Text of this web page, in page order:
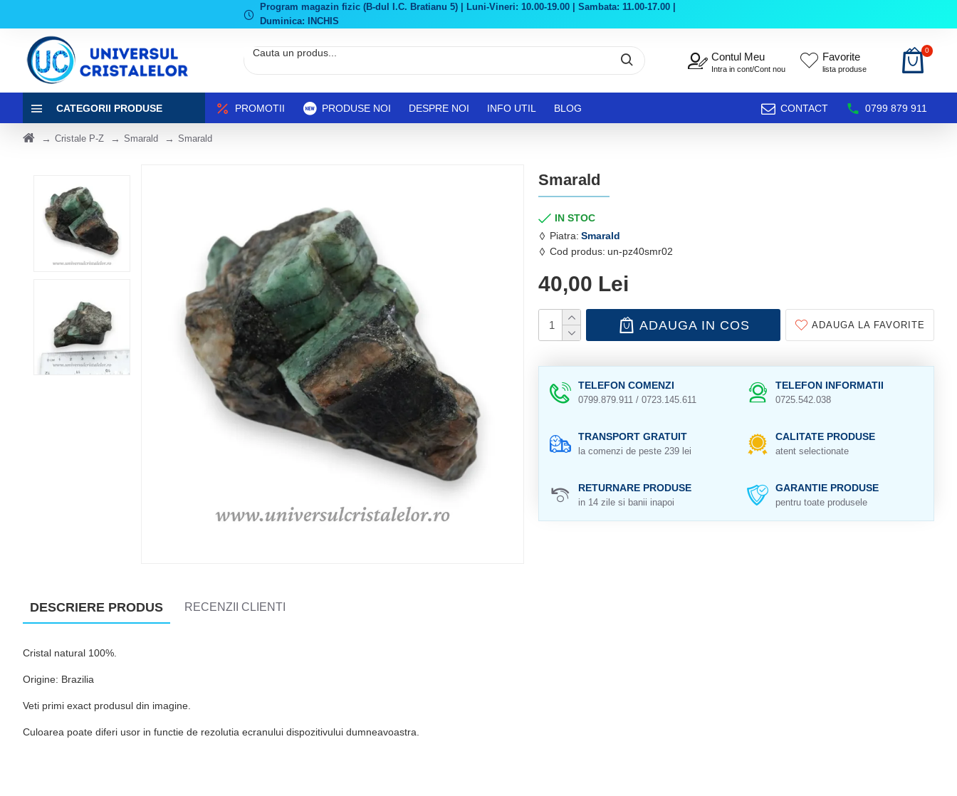
Program magazin fizic (B-dul I.C. Bratianu 5) | Luni-Vineri: 10.00-19.00 | Sambata: 11.00-17.00 |
Duminica: INCHIS
Contul Meu
Intra in cont/Cont nou
Favorite
lista produse
0
CATEGORII PRODUSE PROMOTII PRODUSE NOI DESPRE NOI INFO UTIL BLOG CONTACT 0799 879 911
Cristale P-Z Smarald Smarald
Smarald
IN STOC
Piatra: Smarald
Cod produs: un-pz40smr02
40,00 Lei
ADAUGA IN COS ADAUGA LA FAVORITE
TELEFON COMENZI
0799.879.911 / 0723.145.611
TELEFON INFORMATII
0725.542.038
TRANSPORT GRATUIT
la comenzi de peste 239 lei
CALITATE PRODUSE
atent selectionate
RETURNARE PRODUSE
in 14 zile si banii inapoi
GARANTIE PRODUSE
pentru toate produsele
DESCRIERE PRODUS RECENZII CLIENTI
Cristal natural 100%.
Origine: Brazilia
Veti primi exact produsul din imagine.
Culoarea poate diferi usor in functie de rezolutia ecranului dispozitivului dumneavoastra.